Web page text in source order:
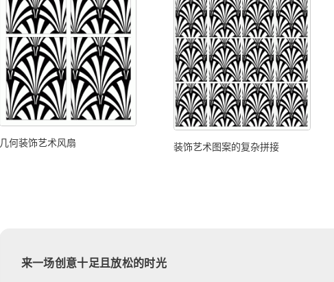
几何装饰艺术风扇 装饰艺术图案的复杂拼接
来一场创意十足且放松的时光